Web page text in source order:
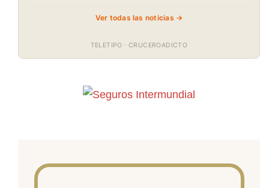
Ver todas las noticias →
TELETIPO · CRUCEROADICTO